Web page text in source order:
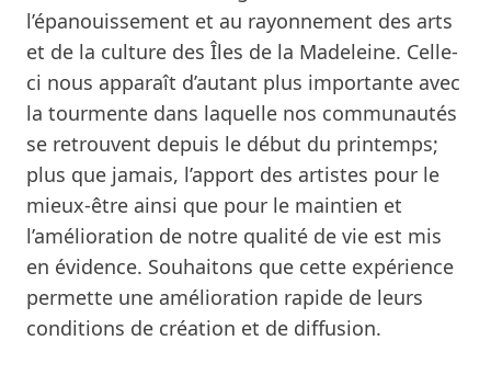
l’épanouissement et au rayonnement des arts
et de la culture des Îles de la Madeleine. Celle-
ci nous apparaît d’autant plus importante avec
la tourmente dans laquelle nos communautés
se retrouvent depuis le début du printemps;
plus que jamais, l’apport des artistes pour le
mieux-être ainsi que pour le maintien et
l’amélioration de notre qualité de vie est mis
en évidence. Souhaitons que cette expérience
permette une amélioration rapide de leurs
conditions de création et de diffusion.